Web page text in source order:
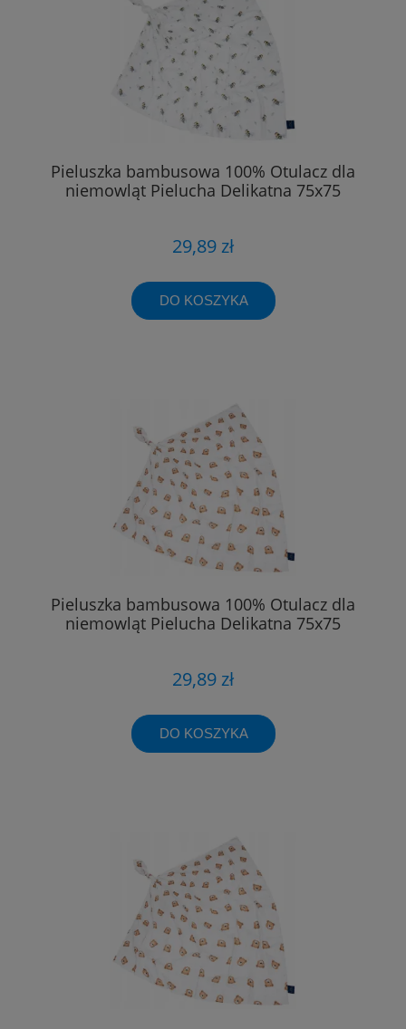
Pieluszka bambusowa 100% Otulacz dla
niemowląt Pielucha Delikatna 75x75
29,89 zł
DO KOSZYKA
Pieluszka bambusowa 100% Otulacz dla
niemowląt Pielucha Delikatna 75x75
29,89 zł
DO KOSZYKA